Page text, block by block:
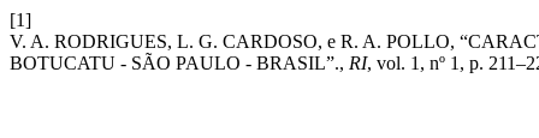
[1]
V. A. RODRIGUES, L. G. CARDOSO, e R. A. POLLO,
BOTUCATU - SÃO PAULO - BRASIL”., RI, vol. 1, nº 1, p.